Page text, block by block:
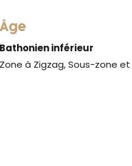
Âge
Bathonien inférieur
Zone à Zigzag, Sous-zone et